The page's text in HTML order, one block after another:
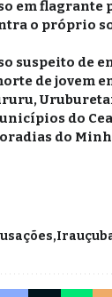
em flagrante
o próprio
suspeito de
de jovem
do
do